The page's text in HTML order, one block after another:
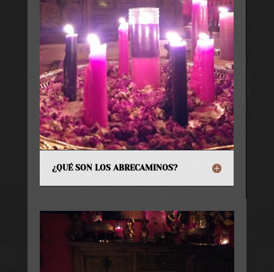
¿QUÉ SON LOS ABRECAMINOS?